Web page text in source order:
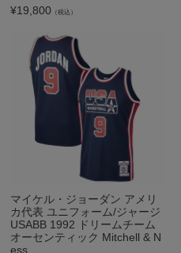
¥19,800 （税込）
マイケル・ジョーダン アメリ
カ代表 ユニフォーム/ジャージ
USABB 1992 ドリームチーム
オーセンティック Mitchell & N
ess